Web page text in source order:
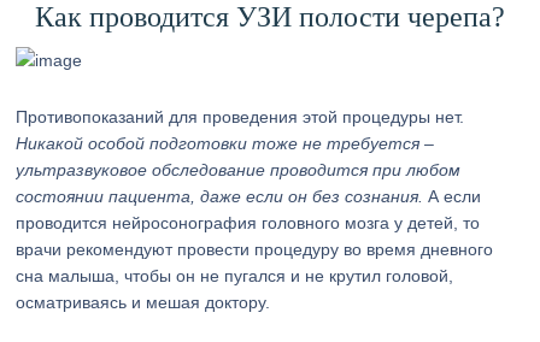
Как проводится УЗИ полости черепа?
Противопоказаний для проведения этой процедуры нет.
Никакой особой подготовки тоже не требуется –
ультразвуковое обследование проводится при любом
состоянии пациента, даже если он без сознания. А если
проводится нейросонография головного мозга у детей, то
врачи рекомендуют провести процедуру во время дневного
сна малыша, чтобы он не пугался и не крутил головой,
осматриваясь и мешая доктору.